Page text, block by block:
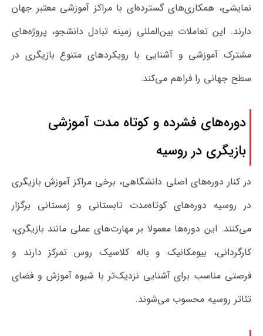
نمایشی، همکاری‌های گسترده‌ای با مراکز آموزشی معتبر جهان
دارند. این تعاملات بین‌المللی زمینه تبادل دانشجو، پروژه‌های
مشترک آموزشی و آشنایی با رویکردهای متنوع بازیگری در
سطح جهانی را فراهم می‌کند.
دوره‌های فشرده و کوتاه مدت آموزشی
بازیگری در روسیه
در کنار دوره‌های اصلی دانشگاهی، برخی مراکز آموزش بازیگری
در روسیه دوره‌های کوتاه‌مدت تابستانی و زمستانی برگزار
می‌کنند. این دوره‌ها معمولا بر مهارت‌های عملی مانند بازیگری،
کارگردانی، بیومکانیک و باله کلاسیک روس تمرکز دارند و
فرصتی مناسب برای آشنایی نزدیک‌تر با شیوه آموزش و فضای
تئاتر روسیه محسوب می‌شوند.